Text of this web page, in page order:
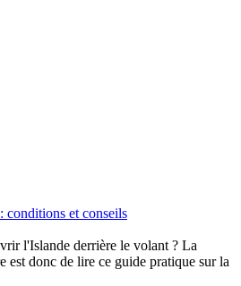
conditions et conseils
l'Islande derrière le volant ? La
est donc de lire ce guide pratique sur la